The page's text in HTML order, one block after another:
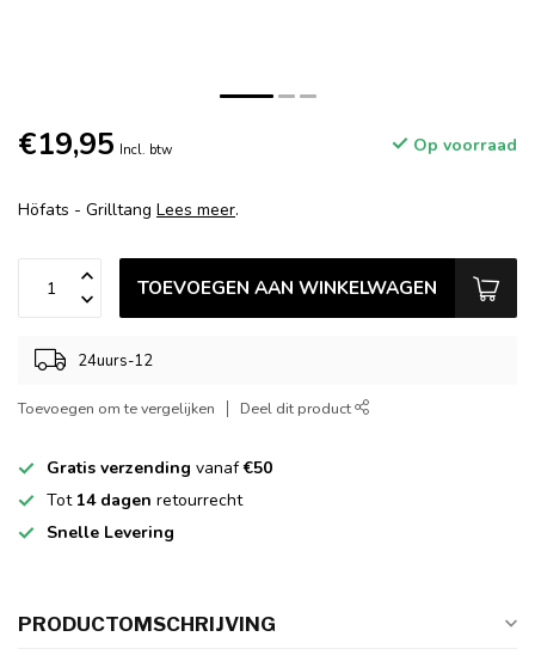
€19,95 Incl. btw Op voorraad
Höfats - Grilltang Lees meer.
TOEVOEGEN AAN WINKELWAGEN
24uurs-12
Toevoegen om te vergelijken Deel dit product
Gratis verzending vanaf€50
Tot 14 dagen retourrecht
Snelle Levering
PRODUCTOMSCHRIJVING